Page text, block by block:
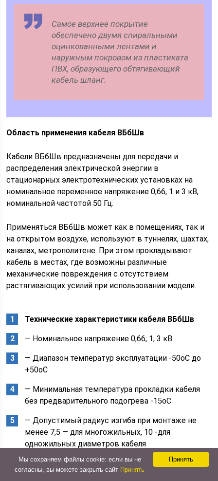
Самое верхнее покрытие
обеспечено двумя спиральными
оцинкованными лентами и
наружным покровом из пластиката
ПВХ, образующего обтягивающий
кабель шланг.
Область применения кабеля ВБбШв
Кабели ВБбШв предназначены для передачи и
распределения электрической энергии в
стационарных электротехнических установках на
номинальное переменное напряжение 0,66, 1 и 3 кВ,
номинальной частотой 50 Гц.
Применяться ВБбШв может как в помещениях, так и
на открытом воздухе, используют в туннелях, шахтах,
каналах, метрополитене. При этом прокладывают
кабель в местах, где возможны различные
механические повреждения с отсутствием
растягивающих усилий при использовании модели.
Технические характеристики кабеля ВБбШв
— Номинальное напряжение 0,66; 1; 3 кВ
— Диапазон температур эксплуатации -50оС до
+50оС
— Минимальная температура прокладки кабеля
без предварительного подогрева -15оС
— Допустимый радиус изгиба при монтаже не
менее 7,5 — для многожильных, 10 -для
одножильных диаметров кабеля
— Климатическое исполнение УХЛ и Т категории
размещения 1-5 по
Принять
Мы сохраняем файлы cookie: если вы не
согласны, вы можете закрыть сайт Принять